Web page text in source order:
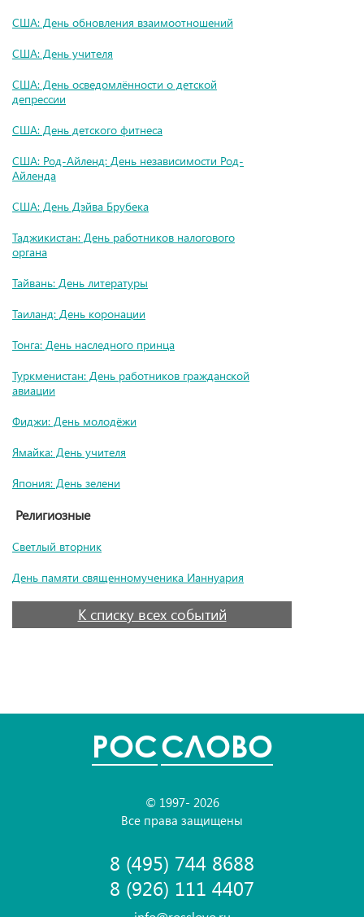
США: День обновления взаимоотношений
США: День учителя
США: День осведомлённости о детской
депрессии
США: День детского фитнеса
США: Род-Айленд: День независимости Род-
Айленда
США: День Дэйва Брубека
Таджикистан: День работников налогового
органа
Тайвань: День литературы
Таиланд: День коронации
Тонга: День наследного принца
Туркменистан: День работников гражданской
авиации
Фиджи: День молодёжи
Ямайка: День учителя
Япония: День зелени
Религиозные
Светлый вторник
День памяти священномученика Ианнуария
К списку всех событий
POCСЛОВО
© 1997- 2026
Все права защищены
8 (495) 744 8688
8 (926) 111 4407